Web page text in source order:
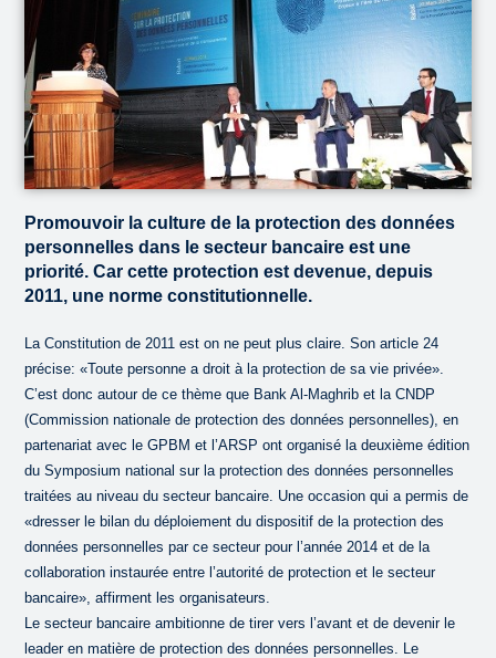
Promouvoir la culture de la protection des données
personnelles dans le secteur bancaire est une
priorité. Car cette protection est devenue, depuis
2011, une norme constitutionnelle.
La Constitution de 2011 est on ne peut plus claire. Son article 24
précise: «Toute personne a droit à la protection de sa vie privée».
C’est donc autour de ce thème que Bank Al-Maghrib et la CNDP
(Commission nationale de protection des données personnelles), en
partenariat avec le GPBM et l’ARSP ont organisé la deuxième édition
du Symposium national sur la protection des données personnelles
traitées au niveau du secteur bancaire. Une occasion qui a permis de
«dresser le bilan du déploiement du dispositif de la protection des
données personnelles par ce secteur pour l’année 2014 et de la
collaboration instaurée entre l’autorité de protection et le secteur
bancaire», affirment les organisateurs.
Le secteur bancaire ambitionne de tirer vers l’avant et de devenir le
leader en matière de protection des données personnelles. Le